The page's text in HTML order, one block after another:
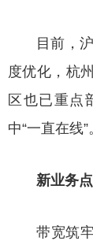
目前，
度优化，杭
区也已重点
中“一直在线”
新业务
带宽筑